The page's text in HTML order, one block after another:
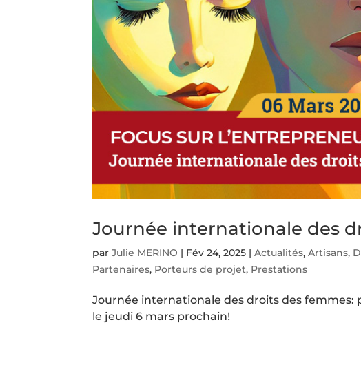
Journée internationale des
parJulie MERINO | Fév 24, 2025 |Actualités,Artisans,
Partenaires, Porteurs de projet, Prestations
Journée internationale des droits des
le jeudi 6 mars prochain!